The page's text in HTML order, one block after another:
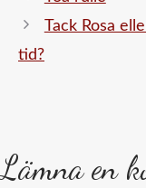
Tack Rosa
tid?
Lämna en